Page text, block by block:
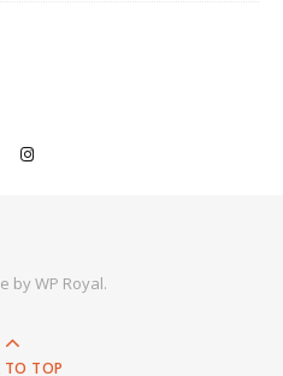
byWP Royal.
TO TOP